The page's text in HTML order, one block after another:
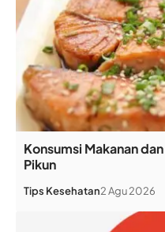
Konsumsi Makanan
Pikun
Tips Kesehatan2 Agu 2026